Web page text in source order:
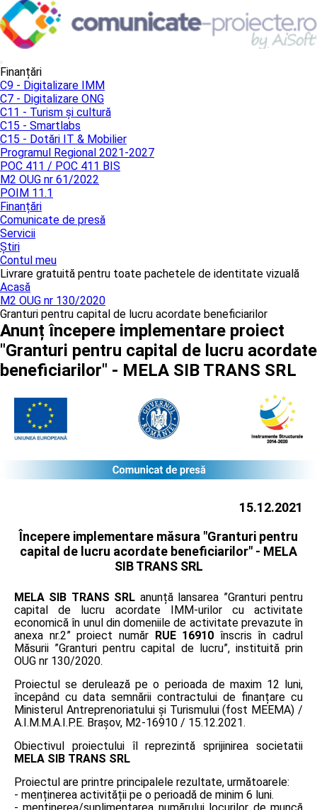
Finanțări
C9 - Digitalizare IMM
C7 - Digitalizare ONG
C11 - Turism și cultură
C15 - Smartlabs
C15 - Dotări IT & Mobilier
Programul Regional 2021-2027
POC 411 / POC 411 BIS
M2 OUG nr 61/2022
POIM 11.1
Finanțări
Comunicate de presă
Servicii
Știri
Contul meu
Livrare gratuită pentru toate pachetele de identitate vizuală
Acasă
M2 OUG nr 130/2020
Granturi pentru capital de lucru acordate beneficiarilor
Anunț începere implementare proiect
"Granturi pentru capital de lucru acordate
beneficiarilor" - MELA SIB TRANS SRL
15.12.2021
Începere implementare măsura "Granturi pentru
capital de lucru acordate beneficiarilor" - MELA
SIB TRANS SRL
MELA SIB TRANS SRL anunță lansarea ”Granturi pentru
capital de lucru acordate IMM-urilor cu activitate
economică în unul din domeniile de activitate prevazute în
anexa nr.2” proiect număr RUE 16910 înscris în cadrul
Măsurii ”Granturi pentru capital de lucru”, instituită prin
OUG nr 130/2020.
Proiectul se derulează pe o perioada de maxim 12 luni,
începând cu data semnării contractului de finanțare cu
Ministerul Antreprenoriatului și Turismului (fost MEEMA) /
A.I.M.M.A.I.P.E. Braşov, M2-16910 / 15.12.2021.
Obiectivul proiectului îl reprezintă sprijinirea societatii
MELA SIB TRANS SRL
Proiectul are printre principalele rezultate, următoarele:
- menținerea activității pe o perioadă de minim 6 luni.
- menținerea/suplimentarea numărului locurilor de muncă